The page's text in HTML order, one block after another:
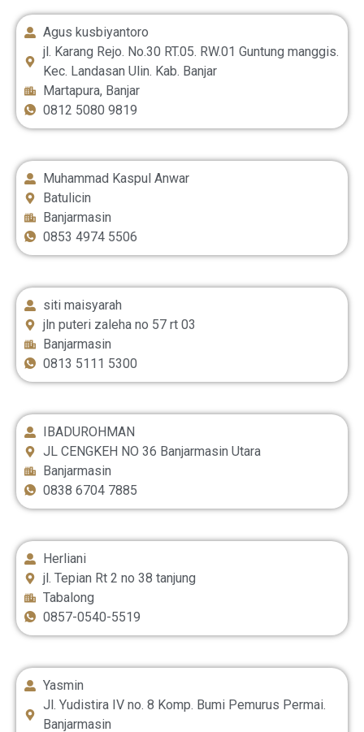
Agus kusbiyantoro
jl. Karang Rejo. No.30 RT.05. RW.01 Guntung manggis.
Kec. Landasan Ulin. Kab. Banjar
Martapura, Banjar
0812 5080 9819
Muhammad Kaspul Anwar
Batulicin
Banjarmasin
0853 4974 5506
siti maisyarah
jln puteri zaleha no 57 rt 03
Banjarmasin
0813 5111 5300
IBADUROHMAN
JL CENGKEH NO 36 Banjarmasin Utara
Banjarmasin
0838 6704 7885
Herliani
jl. Tepian Rt 2 no 38 tanjung
Tabalong
0857-0540-5519
Yasmin
Jl. Yudistira IV no. 8 Komp. Bumi Pemurus Permai.
Banjarmasin